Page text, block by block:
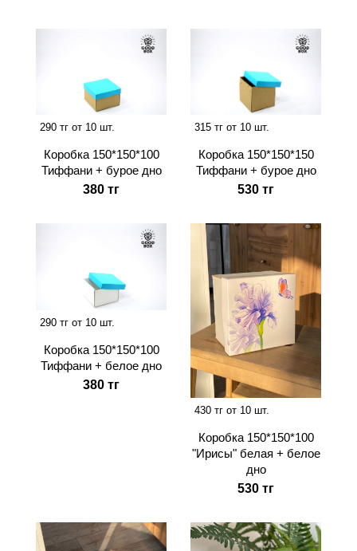
290 тг от 10 шт.
Коробка 150*150*100
Тиффани + бурое дно
380 тг
315 тг от 10 шт.
Коробка 150*150*150
Тиффани + бурое дно
530 тг
290 тг от 10 шт.
Коробка 150*150*100
Тиффани + белое дно
380 тг
430 тг от 10 шт.
Коробка 150*150*100
"Ирисы" белая + белое
дно
530 тг